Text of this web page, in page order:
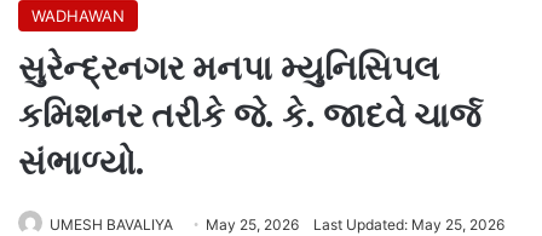
WADHAWAN
સુરેન્દ્રનગર મનપા મ્યુનિસિપલ
કમિશનર તરીકે જે. કે. જાદવે ચાર્જ
સંભાળ્યો.
UMESH BAVALIYA May 25, 2026 Last Updated: May 25, 2026